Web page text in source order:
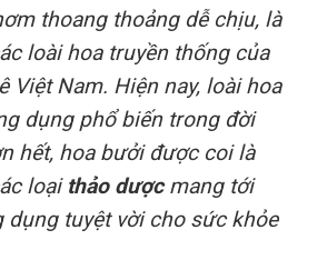
thoang thoảng dễ chịu, là
loài hoa truyền thống của
Việt Nam. Hiện nay, loài hoa
dụng phổ biến trong đời
hết, hoa bưởi được coi là
loại thảo dượcmang tới
dụng tuyệt vời cho sức khỏe